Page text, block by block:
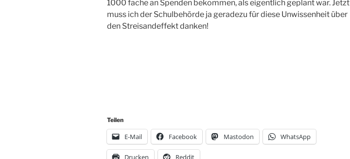
1000 fache an Spenden bekommen, als eigentlich geplant war. Jetzt
muss ich der Schulbehörde ja geradezu für diese Unwissenheit über
den Streisandeffekt danken!
Teilen
E-Mail Facebook Mastodon WhatsApp
Drucken Reddit